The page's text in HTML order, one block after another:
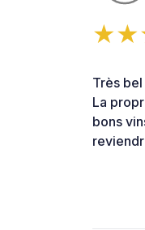
Très
La
bons